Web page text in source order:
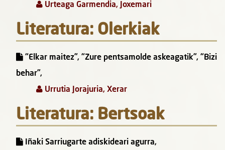
Urteaga Garmendia, Joxemari
Literatura: Olerkiak
“Elkar maitez”, “Zure pentsamolde askeagatik”, “Bizi
behar”,
Urrutia Jorajuria, Xerar
Literatura: Bertsoak
Iñaki Sarriugarte adiskideari agurra,